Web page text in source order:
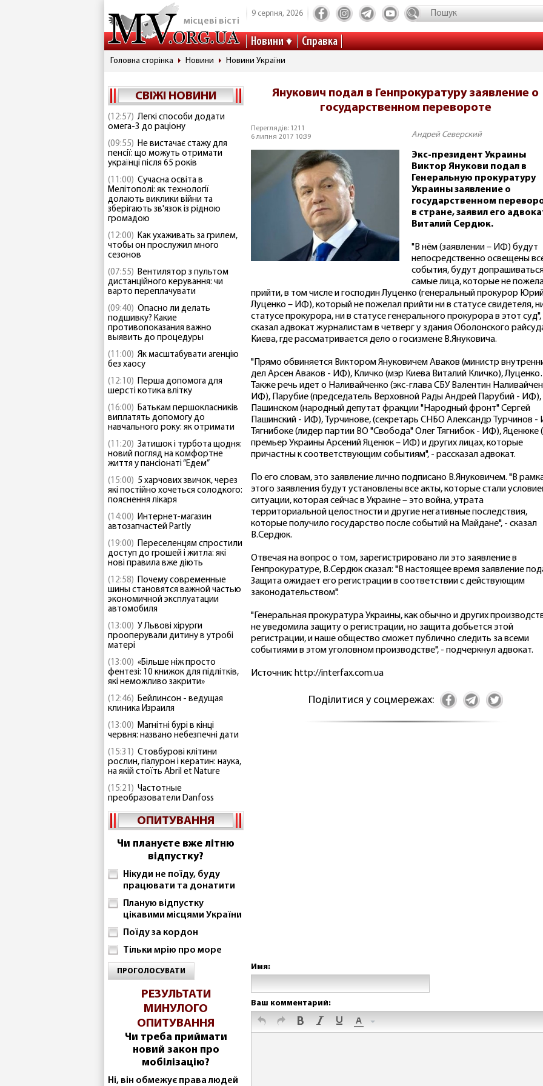
місцеві вісті
9 серпня, 2026
Новини Справка
Головна сторінка Новини Новини України
СВІЖІ НОВИНИ
(12:57) Легкі способи додати
омега-3 до раціону
(09:55) Не вистачає стажу для
пенсії: що можуть отримати
українці після 65 років
(11:00) Сучасна освіта в
Мелітополі: як технології
долають виклики війни та
зберігають зв'язок із рідною
громадою
(12:00) Как ухаживать за грилем,
чтобы он прослужил много
сезонов
(07:55) Вентилятор з пультом
дистанційного керування: чи
варто переплачувати
(09:40) Опасно ли делать
подшивку? Какие
противопоказания важно
выявить до процедуры
(11:00) Як масштабувати агенцію
без хаосу
(12:10) Перша допомога для
шерсті котика влітку
(16:00) Батькам першокласників
виплатять допомогу до
навчального року: як отримати
(11:20) Затишок і турбота щодня:
новий погляд на комфортне
життя у пансіонаті “Едем”
(15:00) 5 харчових звичок, через
які постійно хочеться солодкого:
пояснення лікаря
(14:00) Интернет-магазин
автозапчастей Partly
(19:00) Переселенцям спростили
доступ до грошей і житла: які
нові правила вже діють
(12:58) Почему современные
шины становятся важной частью
экономичной эксплуатации
автомобиля
(13:00) У Львові хірурги
прооперували дитину в утробі
матері
(13:00) «Більше ніж просто
фентезі: 10 книжок для підлітків,
які неможливо закрити»
(12:46) Бейлинсон - ведущая
клиника Израиля
(13:00) Магнітні бурі в кінці
червня: названо небезпечні дати
(15:31) Стовбурові клітини
рослин, гіалурон і кератин: наука,
на якій стоїть Abril et Nature
(15:21) Частотные
преобразователи Danfoss
ОПИТУВАННЯ
Чи плануєте вже літню
відпустку?
Нікуди не поїду, буду
працювати та донатити
Планую відпустку
цікавими місцями України
Поїду за кордон
Тільки мрію про море
ПРОГОЛОСУВАТИ
РЕЗУЛЬТАТИ
МИНУЛОГО
ОПИТУВАННЯ
Чи треба приймати
новий закон про
мобілізацію?
Ні, він обмежує права людей
Янукович подал в Генпрокуратуру заявление о
государственном перевороте
Переглядів: 1211
6 липня 2017 10:39
Андрей Северский
Экс-президент Украины
Виктор Янукови подал в
Генеральную прокуратуру
Украины заявление о
государственном
в стране, заявил его
Виталий Сердюк.
"В нём (заявлении – ИФ) будут
непосредственно освещены
события, будут
самые лица, которые не
прийти, в том числе и господин Луценко (генеральный прокурор
Луценко – ИФ), который не пожелал прийти ни в статусе свидетеля,
статусе прокурора, ни в статусе генерального прокурора в этот суд",
сказал адвокат журналистам в четверг у здания Оболонского
Киева, где рассматривается дело о госизмене В.Януковича.
"Прямо обвиняется Виктором Януковичем Аваков (министр
дел Арсен Аваков - ИФ), Кличко (мэр Киева Виталий Кличко),
Также речь идет о Наливайченко (экс-глава СБУ Валентин
ИФ), Парубие (председатель Верховной Рады Андрей Парубий - ИФ),
Пашинском (народный депутат фракции "Народный фронт" Сергей
Пашинский - ИФ), Турчинове, (секретарь СНБО Александр Турчинов
Тягнибоке (лидер партии ВО "Свобода" Олег Тягнибок - ИФ), Яценюке
премьер Украины Арсений Яценюк – ИФ) и других лицах, которые
причастны к соответствующим событиям", - рассказал адвокат.
По его словам, это заявление лично подписано В.Януковичем. "В
этого заявления будут установлены все акты, которые стали
ситуации, которая сейчас в Украине – это война, утрата
территориальной целостности и другие негативные последствия,
которые получило государство после событий на Майдане", - сказал
В.Сердюк.
Отвечая на вопрос о том, зарегистрировано ли это заявление в
Генпрокуратуре, В.Сердюк сказал: "В настоящее время заявление
Защита ожидает его регистрации в соответствии с действующим
законодательством".
"Генеральная прокуратура Украины, как обычно и других
не уведомила защиту о регистрации, но защита добьется этой
регистрации, и наше общество сможет публично следить за всеми
событиями в этом уголовном производстве", - подчеркнул адвокат.
Источник: http://interfax.com.ua
Поділитися у соцмережах:
Имя:
Ваш комментарий: